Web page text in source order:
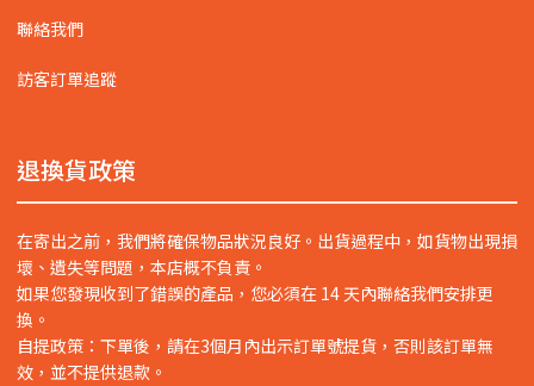
聯絡我們
訪客訂單追蹤
退換貨政策
在寄出之前，我們將確保物品狀況良好。出貨過程中，如貨物出現損
壞、遺失等問題，本店概不負責。
如果您發現收到了錯誤的產品，您必須在 14 天內聯絡我們安排更
換。
自提政策：下單後，請在3個月內出示訂單號提貨，否則該訂單無
效，並不提供退款。